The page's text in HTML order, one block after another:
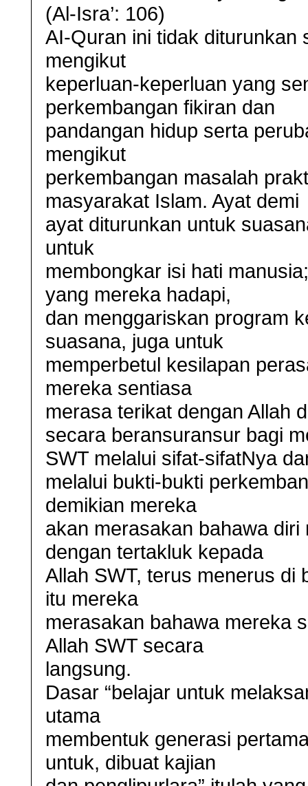
(Al-Isra’: 106)
AI-Quran ini tidak diturunkan
mengikut
keperluan-keperluan yang
perkembangan fikiran dan
pandangan hidup serta
mengikut
perkembangan masalah
masyarakat Islam. Ayat demi
ayat diturunkan untuk
untuk
membongkar isi hati
yang mereka hadapi,
dan menggariskan program
suasana, juga untuk
memperbetul kesilapan
mereka sentiasa
merasa terikat dengan Allah
secara beransuransur bagi
SWT melalui sifat-sifatNya
melalui bukti-bukti
demikian mereka
akan merasakan bahawa
dengan tertakluk kepada
Allah SWT, terus menerus di
itu mereka
merasakan bahawa mereka
Allah SWT secara
langsung.
Dasar “belajar untuk
utama
membentuk generasi
untuk, dibuat kajian